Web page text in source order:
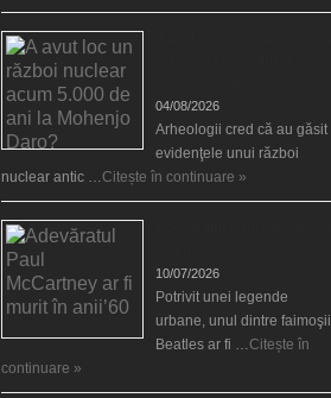
04/08/2026
Arheologii cred că au găsit
evidenţele unui război
nuclear antic …Citește în continuare »
10/07/2026
Potrivit unei legende
urbane, unul dintre faimoşii
Beatles ar fi …Citește în
continuare »